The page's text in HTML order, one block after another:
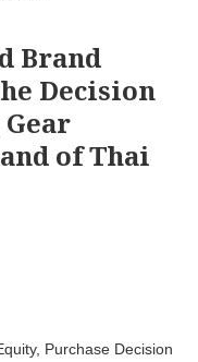
Brand
Decision
of Thai
Purchase Decision